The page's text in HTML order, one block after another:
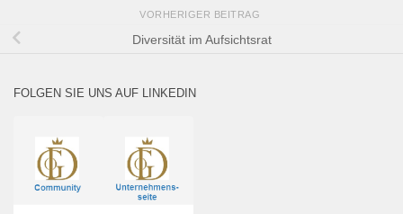
VORHERIGER BEITRAG
Diversität im Aufsichtsrat
FOLGEN SIE UNS AUF LINKEDIN